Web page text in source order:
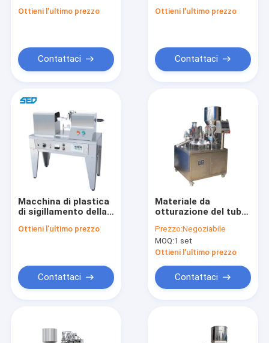
dentifricio
Ottieni l'ultimo prezzo
Contattaci
induzione, sigillatore
Ottieni l'ultimo prezzo
Contattaci
Macchina di plastica
di sigillamento della
0.8MPa
Ottieni l'ultimo prezzo
Contattaci
Materiale da
otturazione del tubo
liquidi di grande
viscosità e macchina
automatici di
metropolitana di
alluminio
Prezzo:Negoziabile
MOQ:1 set
Ottieni l'ultimo prezzo
Contattaci